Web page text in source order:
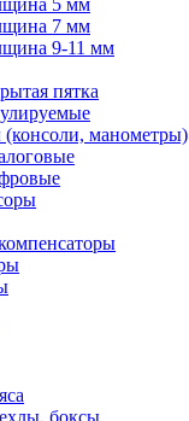
5 мм
7 мм
9-11 мм
пятка
манометры)
боксы